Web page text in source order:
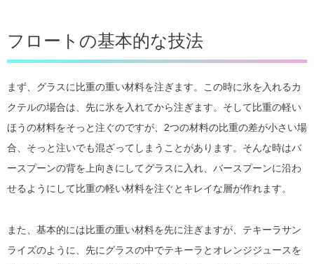
フロートの基本的な技法
まず、グラスに比重の重い材料を注ぎます。この時に氷を入れるカ
クテルの場合は、先に氷を入れてから注ぎます。そして比重の軽い
ほうの材料をそっと注ぐのですが、2つの材料の比重の差が小さい場
合、そっと注いでも混ざってしまうことがあります。そんな時はバ
ースプーンの背を上向きにしてグラスに入れ、バースプーンに沿わ
せるようにして比重の軽い材料を注ぐとキレイな層が作れます。
また、基本的には比重の重い材料を先に注ぎますが、テキーラサン
ライズのように、先にグラスの中でテキーラとオレンジジュースを